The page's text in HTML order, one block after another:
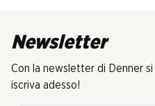
Newsletter
Con la newsletter di Denner
iscriva adesso!